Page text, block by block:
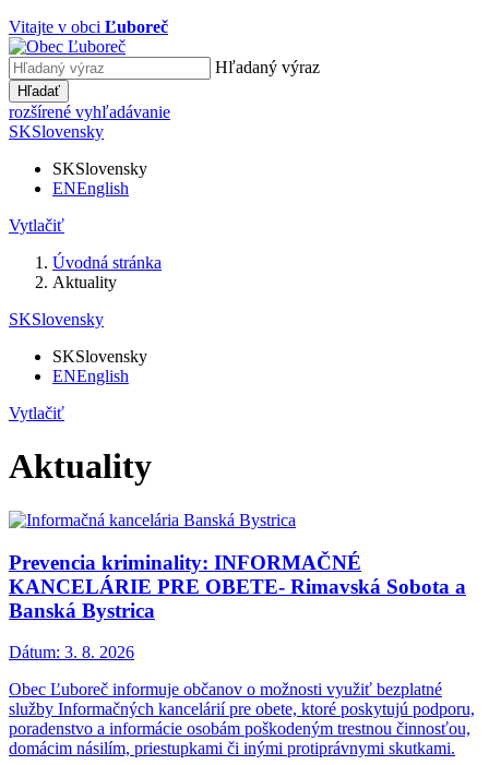
Vitajte v obci Ľuboreč
Hľadaný výraz
Hľadať
rozšírené vyhľadávanie
SKSlovensky
SKSlovensky
ENEnglish
Vytlačiť
Úvodná stránka
Aktuality
SKSlovensky
SKSlovensky
ENEnglish
Vytlačiť
Aktuality
Prevencia kriminality: INFORMAČNÉ
KANCELÁRIE PRE OBETE- Rimavská Sobota a
Banská Bystrica
Dátum: 3. 8. 2026
Obec Ľuboreč informuje občanov o možnosti využiť bezplatné
služby Informačných kancelárií pre obete, ktoré poskytujú podporu,
poradenstvo a informácie osobám poškodeným trestnou činnosťou,
domácim násilím, priestupkami či inými protiprávnymi skutkami.